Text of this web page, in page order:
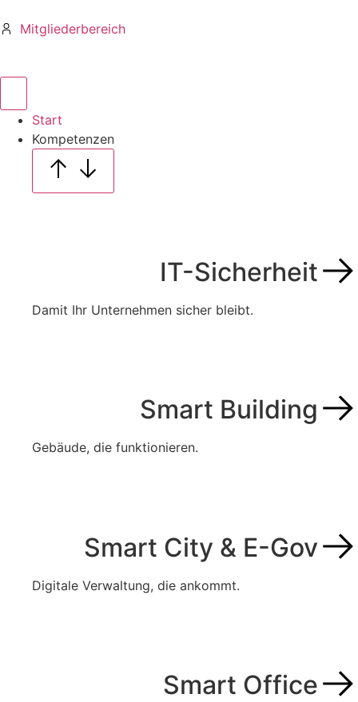
Mitgliederbereich
Start
Kompetenzen
IT-Sicherheit
Damit Ihr Unternehmen sicher bleibt.
Smart Building
Gebäude, die funktionieren.
Smart City & E-Gov
Digitale Verwaltung, die ankommt.
Smart Office